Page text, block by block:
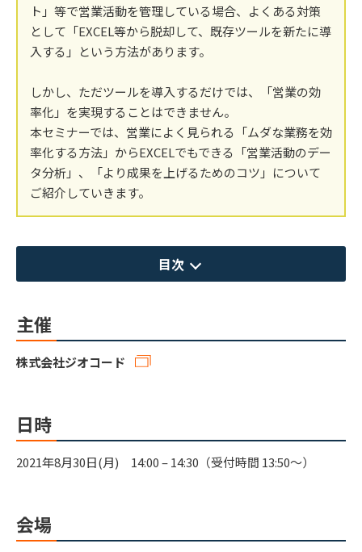
ト」等で営業活動を管理している場合、よくある対策
として「EXCEL等から脱却して、既存ツールを新たに導
入する」という方法があります。
しかし、ただツールを導入するだけでは、「営業の効
率化」を実現することはできません。
本セミナーでは、営業によく見られる「ムダな業務を効
率化する方法」からEXCELでもできる「営業活動のデー
タ分析」、「より成果を上げるためのコツ」について
ご紹介していきます。
目次
主催
株式会社ジオコード
日時
2021年8月30日(月) 14:00 – 14:30（受付時間 13:50～）
会場